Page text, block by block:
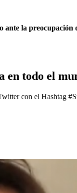
la preocupación
todo el
con el Hashtag